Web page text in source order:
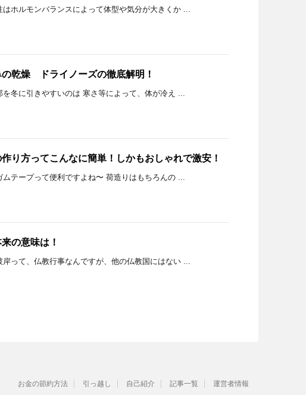
ホルモンバランスによって体型や気分が大きくか ...
乾燥 ドライノーズの徹底解明！
冬に引きやすいのは 寒さ等によって、体が冷え ...
り方ってこんなに簡単！しかもおしゃれで激安！
テープって便利ですよね〜 荷造りはもちろんの ...
の意味は！
って、仏教行事なんですが、他の仏教国にはない ...
お金の節約方法 引っ越し 自己紹介 記事一覧 運営者情報